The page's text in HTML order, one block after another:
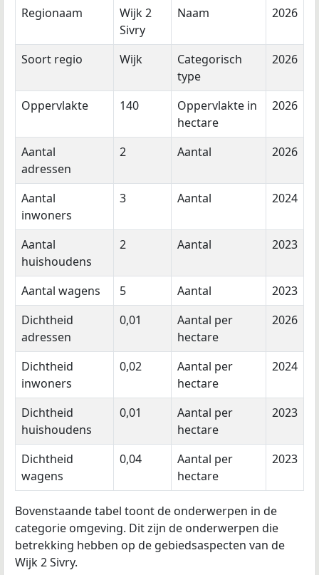
Regionaam
Wijk 2
Sivry
Naam 2026
Soort regio Wijk
Categorisch
type
2026
Oppervlakte 140
Oppervlakte in
hectare
2026
Aantal
adressen
2 Aantal 2026
Aantal
inwoners
3 Aantal 2024
Aantal
huishoudens
2 Aantal 2023
Aantal wagens 5 Aantal
2023
Dichtheid
adressen
0,01
Aantal per
hectare
2026
Dichtheid
inwoners
0,02
Aantal per
hectare
2024
Dichtheid
huishoudens
0,01
Aantal per
hectare
2023
Dichtheid
wagens
0,04
Aantal per
hectare
2023
Bovenstaande tabel toont de onderwerpen in de
categorie omgeving. Dit zijn de onderwerpen die
betrekking hebben op de gebiedsaspecten van de
Wijk 2 Sivry.